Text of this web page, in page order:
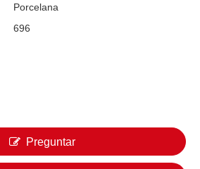
Porcelana
696
Preguntar